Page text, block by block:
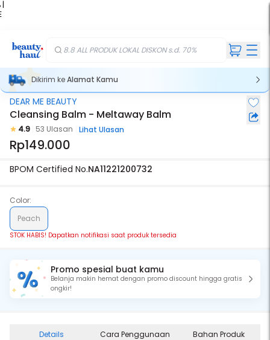
|
8.8 ALL PRODUK LOKAL DISKON s.d. 70%
Dikirim keAlamat Kamu
Stok Habis
DEAR ME BEAUTY
Cleansing Balm - Meltaway Balm
4.9 53 Ulasan Lihat Ulasan
Rp149.000
BPOM Certified No.NA11221200732
Color:
Peach
STOK HABIS! Dapatkan notifikasi saat produk tersedia
Promo spesial buat kamu
Belanja makin hemat dengan promo discount hingga gratis
ongkir!
Details Cara Penggunaan Bahan Produk